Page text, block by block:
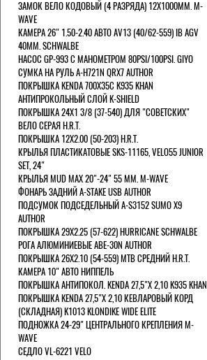
ЗАМОК ВЕЛО КОДОВЫЙ (4 РАЗРЯДА) 12Х1000ММ. M-
WAVE
КАМЕРА 26" 1.50-2.40 АВТО AV13 (40/62-559) IB AGV
40MM. SCHWALBE
НАСОС GP-993 С МАНОМЕТРОМ 80PSI/100PSI. GIYO
СУМКА НА РУЛЬ A-H721N QRX7 AUTHOR
ПОКРЫШКА KENDA 700Х35С K935 KHAN
АНТИПРОКОЛЬНЫЙ СЛОЙ K-SHIELD
ПОКРЫШКА 24X1 3/8 (37-540) ДЛЯ "СОВЕТСКИХ"
ВЕЛО СЕРАЯ H.R.T.
ПОКРЫШКА 12X2.00 (50-203) H.R.T.
КРЫЛЬЯ ПЛАСТИКАТОВЫЕ SKS-11165, VELO55 JUNIOR
SET, 24"
КРЫЛЬЯ MUD MAX 20"-24" 55 ММ. M-WAVE
ФОНАРЬ ЗАДНИЙ A-STAKE USB AUTHOR
ПОДСУМОК ПОДСЕДЕЛЬНЫЙ A-S3152 SUMO X9
AUTHOR
ПОКРЫШКА 29X2.25 (57-622) HURRICANE SCHWALBE
РОГА АЛЮМИНИЕВЫЕ ABE-30N AUTHOR
ПОКРЫШКА 26X2.10 (54-559) MTB СРЕДНИЙ H.R.T.
КАМЕРА 10" АВТО НИППЕЛЬ
ПОКРЫШКА АНТИПОКОЛ. KENDA 27,5"Х 2,10 K935 KHAN
ПОКРЫШКА KENDA 27,5"Х 2,10 КЕВЛАРОВЫЙ КОРД
(СКЛАДНАЯ) K1013 KLONDIKE WIDE ELITE
ПОДНОЖКА 24-29" ЦЕНТРАЛЬНОГО КРЕПЛЕНИЯ M-
WAVE
СЕДЛО VL-6221 VELO